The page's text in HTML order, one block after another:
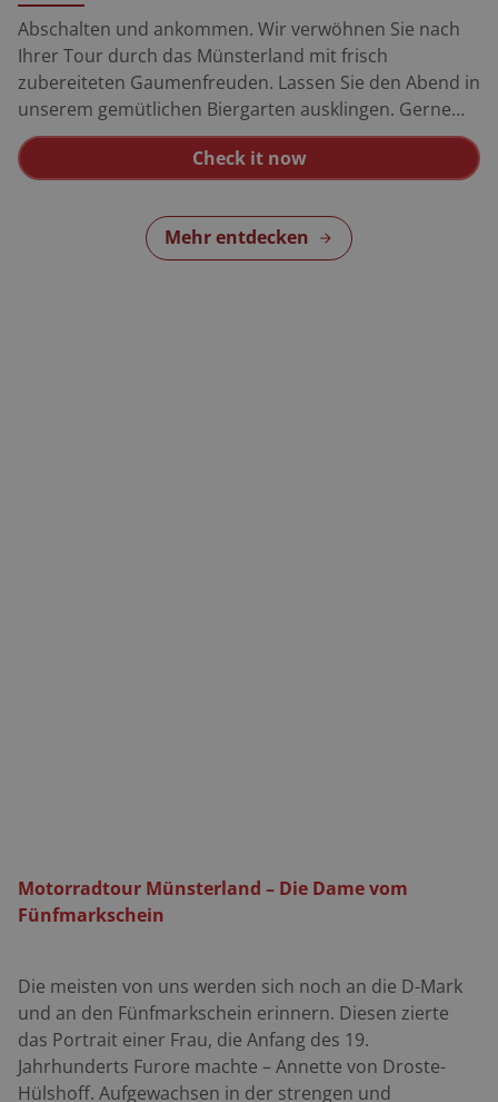
Abschalten und ankommen. Wir verwöhnen Sie nach
Ihrer Tour durch das Münsterland mit frisch
zubereiteten Gaumenfreuden. Lassen Sie den Abend in
unserem gemütlichen Biergarten ausklingen. Gerne
gibt der Chef des Hauses, selbst begeisterter Biker
einer Suzuki 400ccm, Ihnen Tourentipps. GPS: N 51°52
´17“ - E 8°11´03“
Check it now
Mehr entdecken
Motorradtour Münsterland – Die Dame vom
Fünfmarkschein
Die meisten von uns werden sich noch an die D-Mark
und an den Fünfmarkschein erinnern. Diesen zierte
das Portrait einer Frau, die Anfang des 19.
Jahrhunderts Furore machte – Annette von Droste-
Hülshoff. Aufgewachsen in der strengen und